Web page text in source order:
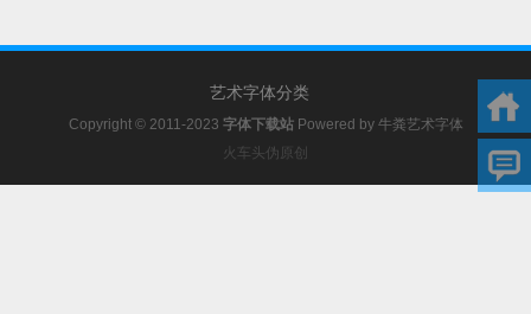
艺术字体分类
Copyright © 2011-2023 字体下载站 Powered by 牛粪艺术字体
火车头伪原创